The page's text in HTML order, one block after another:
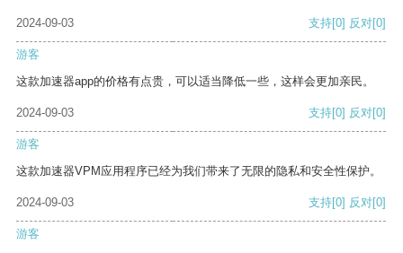
2024-09-03 支持[0] 反对[0]
游客
这款加速器app的价格有点贵，可以适当降低一些，这样会更加亲民。
2024-09-03 支持[0] 反对[0]
游客
这款加速器VPM应用程序已经为我们带来了无限的隐私和安全性保护。
2024-09-03 支持[0] 反对[0]
游客